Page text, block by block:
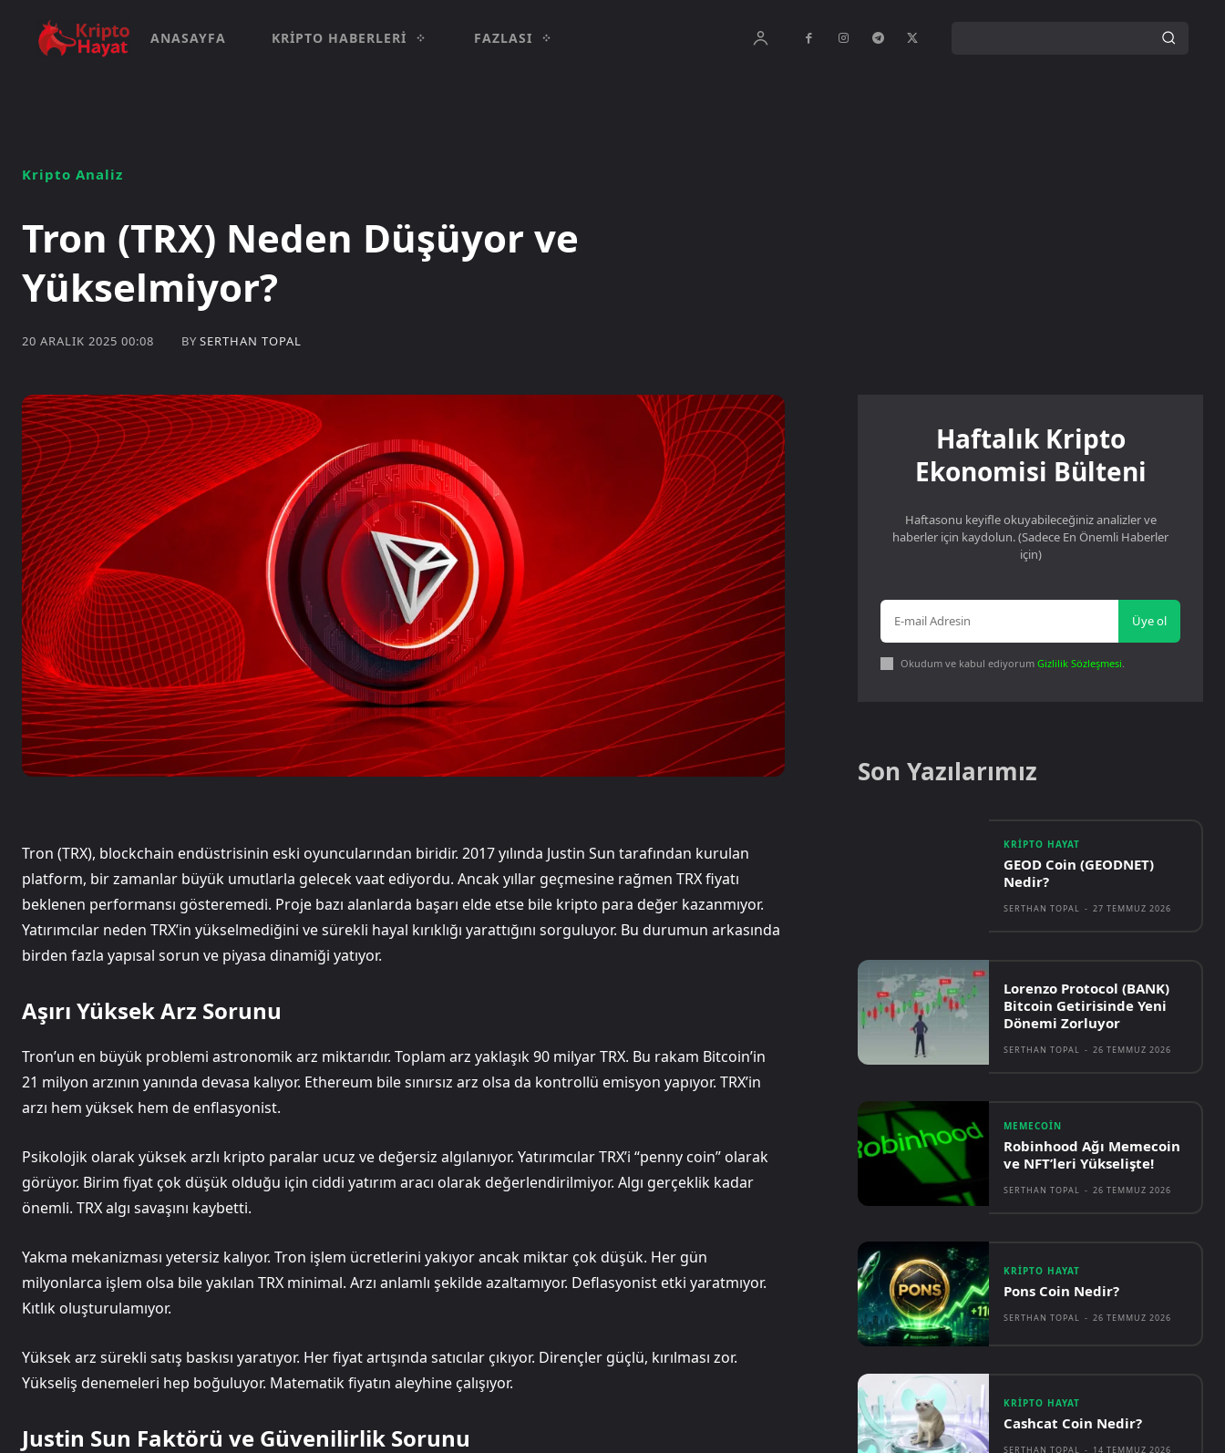
ANASAYFA KRIPTO HABERLERI FAZLASI
Kripto Analiz
Tron (TRX) Neden Düşüyor ve
Yükselmiyor?
20 ARALIK 2025 00:08 BY SERTHAN TOPAL
Tron (TRX), blockchain endüstrisinin eski oyuncularından biridir. 2017 yılında Justin Sun tarafından kurulan
platform, bir zamanlar büyük umutlarla gelecek vaat ediyordu. Ancak yıllar geçmesine rağmen TRX fiyatı
beklenen performansı gösteremedi. Proje bazı alanlarda başarı elde etse bile kripto para değer kazanmıyor.
Yatırımcılar neden TRX’in yükselmediğini ve sürekli hayal kırıklığı yarattığını sorguluyor. Bu durumun arkasında
birden fazla yapısal sorun ve piyasa dinamiği yatıyor.
Aşırı Yüksek Arz Sorunu
Tron’un en büyük problemi astronomik arz miktarıdır. Toplam arz yaklaşık 90 milyar TRX. Bu rakam Bitcoin’in
21 milyon arzının yanında devasa kalıyor. Ethereum bile sınırsız arz olsa da kontrollü emisyon yapıyor. TRX’in
arzı hem yüksek hem de enflasyonist.
Psikolojik olarak yüksek arzlı kripto paralar ucuz ve değersiz algılanıyor. Yatırımcılar TRX’i “penny coin” olarak
görüyor. Birim fiyat çok düşük olduğu için ciddi yatırım aracı olarak değerlendirilmiyor. Algı gerçeklik kadar
önemli. TRX algı savaşını kaybetti.
Yakma mekanizması yetersiz kalıyor. Tron işlem ücretlerini yakıyor ancak miktar çok düşük. Her gün
milyonlarca işlem olsa bile yakılan TRX minimal. Arzı anlamlı şekilde azaltamıyor. Deflasyonist etki yaratmıyor.
Kıtlık oluşturulamıyor.
Yüksek arz sürekli satış baskısı yaratıyor. Her fiyat artışında satıcılar çıkıyor. Dirençler güçlü, kırılması zor.
Yükseliş denemeleri hep boğuluyor. Matematik fiyatın aleyhine çalışıyor.
Justin Sun Faktörü ve Güvenilirlik Sorunu
Haftalık Kripto
Ekonomisi Bülteni
Haftasonu keyifle okuyabileceğiniz analizler ve
haberler için kaydolun. (Sadece En Önemli Haberler
için)
Üye ol
Okudum ve kabul ediyorumGizlilik Sözleşmesi.
Son Yazılarımız
KRIPTO HAYAT
GEOD Coin (GEODNET)
Nedir?
SERTHAN TOPAL - 27 TEMMUZ 2026
Lorenzo Protocol (BANK)
Bitcoin Getirisinde Yeni
Dönemi Zorluyor
SERTHAN TOPAL - 26 TEMMUZ 2026
MEMECOIN
Robinhood Ağı Memecoin
ve NFT’leri Yükselişte!
SERTHAN TOPAL - 26 TEMMUZ 2026
KRIPTO HAYAT
Pons Coin Nedir?
SERTHAN TOPAL - 26 TEMMUZ 2026
KRIPTO HAYAT
Cashcat Coin Nedir?
SERTHAN TOPAL - 14 TEMMUZ 2026